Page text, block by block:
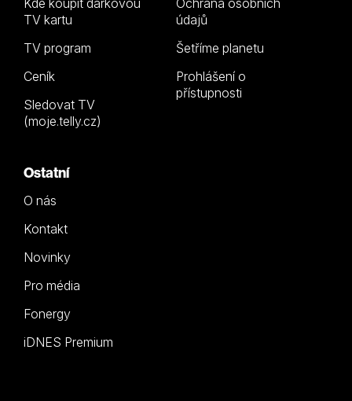
Kde koupit dárkovou
TV kartu
TV program
Ceník
Sledovat TV
(moje.telly.cz)
Ochrana osobních
údajů
Šetříme planetu
Prohlášení o
přístupnosti
Ostatní
O nás
Kontakt
Novinky
Pro média
Fonergy
iDNES Premium